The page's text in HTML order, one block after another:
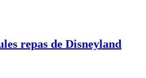
repas de Disneyland